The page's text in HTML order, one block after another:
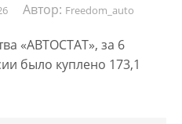
Автор: Freedom_auto
«АВТОСТАТ», за 6
было куплено 173,1